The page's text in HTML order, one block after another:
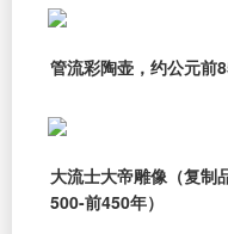
管流彩陶壶，约公元前
大流士大帝雕像（复制
500-前450年）